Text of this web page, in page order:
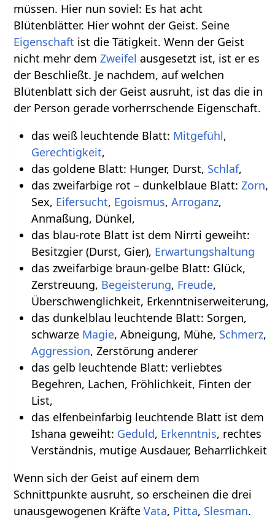
müssen. Hier nun soviel: Es hat acht
Blütenblätter. Hier wohnt der Geist. Seine
Eigenschaft ist die Tätigkeit. Wenn der Geist
nicht mehr demZweifel ausgesetzt ist, ist er es
der Beschließt. Je nachdem, auf welchen
Blütenblatt sich der Geist ausruht, ist das die in
der Person gerade vorherrschende Eigenschaft.
das weiß leuchtende Blatt: Mitgefühl,
Gerechtigkeit,
das goldene Blatt: Hunger, Durst, Schlaf,
das zweifarbige rot – dunkelblaue Blatt: Zorn,
Sex, Eifersucht, Egoismus, Arroganz,
Anmaßung, Dünkel,
das blau-rote Blatt ist dem Nirrti geweiht:
Besitzgier (Durst, Gier), Erwartungshaltung
das zweifarbige braun-gelbe Blatt: Glück,
Zerstreuung, Begeisterung, Freude,
Überschwenglichkeit, Erkenntniserweiterung,
das dunkelblau leuchtende Blatt: Sorgen,
schwarze Magie, Abneigung, Mühe, Schmerz,
Aggression, Zerstörung anderer
das gelb leuchtende Blatt: verliebtes
Begehren, Lachen, Fröhlichkeit, Finten der
List,
das elfenbeinfarbig leuchtende Blatt ist dem
Ishana geweiht: Geduld, Erkenntnis, rechtes
Verständnis, mutige Ausdauer, Beharrlichkeit
Wenn sich der Geist auf einem dem
Schnittpunkte ausruht, so erscheinen die drei
unausgewogenen KräfteVata, Pitta, Slesman.